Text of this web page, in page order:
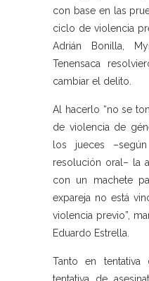
con base en las
ciclo de violencia
Adrián Bonilla,
Tenensaca
cambiar el delito.
Al hacerlo “no se
de violencia de
los jueces
resolución oral– la
con un machete
expareja no está
violencia previo”,
Eduardo Estrella.
Tanto en